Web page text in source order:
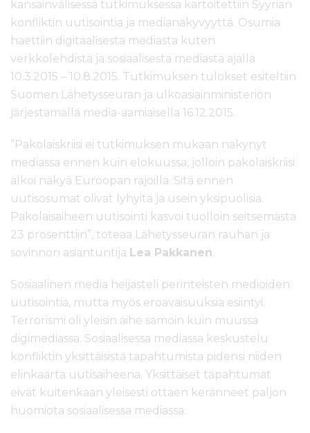
kansainvälisessä tutkimuksessa kartoitettiin Syyrian
konfliktin uutisointia ja medianäkyvyyttä. Osumia
haettiin digitaalisesta mediasta kuten
verkkolehdistä ja sosiaalisesta mediasta ajalla
10.3.2015 – 10.8.2015. Tutkimuksen tulokset esiteltiin
Suomen Lähetysseuran ja ulkoasiainministeriön
järjestämällä media-aamiaisella 16.12.2015.
”Pakolaiskriisi ei tutkimuksen mukaan näkynyt
mediassa ennen kuin elokuussa, jolloin pakolaiskriisi
alkoi näkyä Euroopan rajoilla. Sitä ennen
uutisosumat olivat lyhyitä ja usein yksipuolisia.
Pakolaisaiheen uutisointi kasvoi tuolloin seitsemästä
23 prosenttiin”, toteaa Lähetysseuran rauhan ja
sovinnon asiantuntija Lea Pakkanen.
Sosiaalinen media heijasteli perinteisten medioiden
uutisointia, mutta myös eroavaisuuksia esiintyi.
Terrorismi oli yleisin aihe samoin kuin muussa
digimediassa. Sosiaalisessa mediassa keskustelu
konfliktin yksittäisistä tapahtumista pidensi niiden
elinkaarta uutisaiheena. Yksittäiset tapahtumat
eivät kuitenkaan yleisesti ottaen keränneet paljon
huomiota sosiaalisessa mediassa.